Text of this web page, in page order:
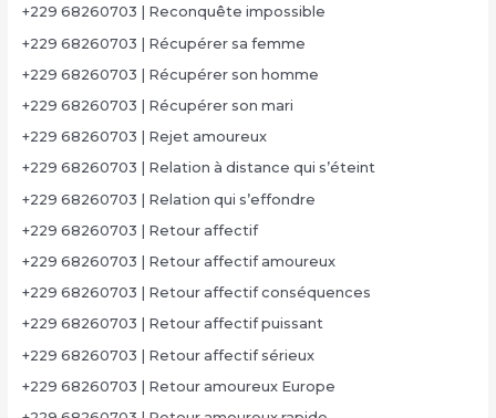
+229 68260703 | Reconquête impossible
+229 68260703 | Récupérer sa femme
+229 68260703 | Récupérer son homme
+229 68260703 | Récupérer son mari
+229 68260703 | Rejet amoureux
+229 68260703 | Relation à distance qui s’éteint
+229 68260703 | Relation qui s’effondre
+229 68260703 | Retour affectif
+229 68260703 | Retour affectif amoureux
+229 68260703 | Retour affectif conséquences
+229 68260703 | Retour affectif puissant
+229 68260703 | Retour affectif sérieux
+229 68260703 | Retour amoureux Europe